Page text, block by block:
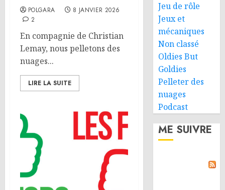
POLGARA
8 JANVIER 2026
2
En compagnie de Christian
Lemay, nous pelletons des
nuages...
LIRE LA SUITE
Jeu de rôle
Jeux et
mécaniques
Non classé
Oldies But
Goldies
Pelleter des
nuages
Podcast
ME SUIVRE